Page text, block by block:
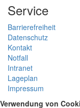
Service
Barrierefreiheit
Datenschutz
Kontakt
Notfall
Intranet
Lageplan
Impressum
Verwendung von